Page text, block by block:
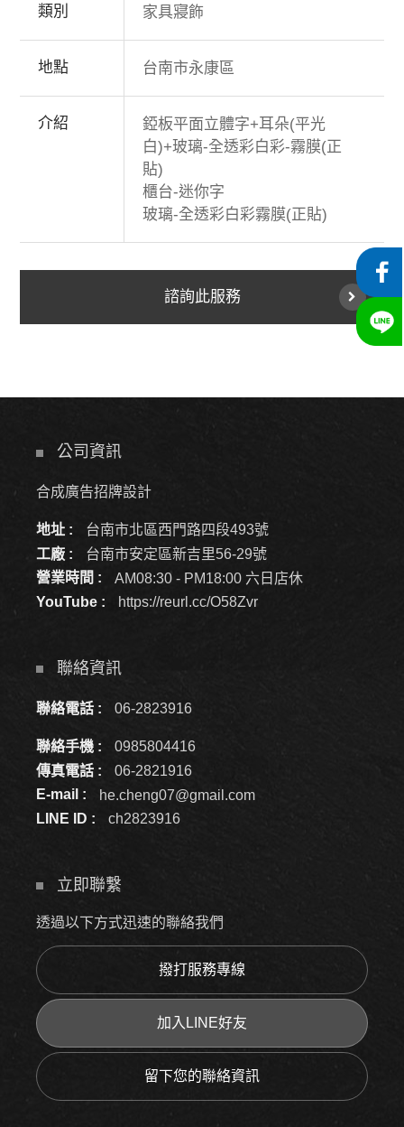
類別 家具寢飾
地點 台南市永康區
介紹
錏板平面立體字+耳朵(平光
白)+玻璃-全透彩白彩-霧膜(正
貼)
櫃台-迷你字
玻璃-全透彩白彩霧膜(正貼)
諮詢此服務
公司資訊
合成廣告招牌設計
地址 :
台南市北區西門路四段493號
工廠 :
台南市安定區新吉里56-29號
營業時間 :
AM08:30 - PM18:00 六日店休
YouTube :
https://reurl.cc/O58Zvr
聯絡資訊
聯絡電話 : 06-2823916
聯絡手機 :
0985804416
傳真電話 :
06-2821916
E-mail :
he.cheng07@gmail.com
LINE ID :
ch2823916
立即聯繫
透過以下方式迅速的聯絡我們
撥打服務專線
加入LINE好友
留下您的聯絡資訊